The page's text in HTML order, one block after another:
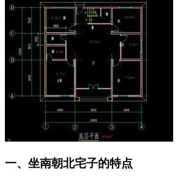
一、坐南朝北宅子的特点